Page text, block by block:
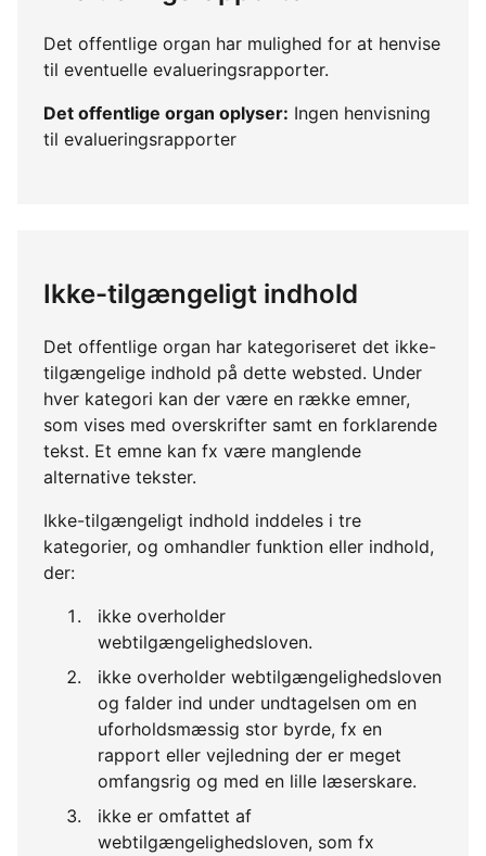
Det offentlige organ har mulighed for at henvise
til eventuelle evalueringsrapporter.
Det offentlige organ oplyser: Ingen henvisning
til evalueringsrapporter
Ikke-tilgængeligt indhold
Det offentlige organ har kategoriseret det ikke-
tilgængelige indhold på dette websted. Under
hver kategori kan der være en række emner,
som vises med overskrifter samt en forklarende
tekst. Et emne kan fx være manglende
alternative tekster.
Ikke-tilgængeligt indhold inddeles i tre
kategorier, og omhandler funktion eller indhold,
der:
ikke overholder
webtilgængelighedsloven.
ikke overholder webtilgængelighedsloven
og falder ind under undtagelsen om en
uforholdsmæssig stor byrde, fx en
rapport eller vejledning der er meget
omfangsrig og med en lille læserskare.
ikke er omfattet af
webtilgængelighedsloven, som fx